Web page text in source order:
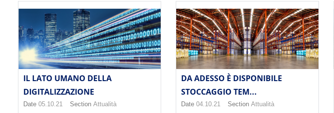
IL LATO UMANO DELLA
DIGITALIZZAZIONE
Date 05.10.21 Section Attualità
DA ADESSO È DISPONIBILE
STOCCAGGIO TEM...
Date 04.10.21 Section Attualità